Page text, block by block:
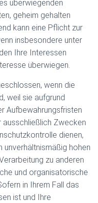
überwiegenden
geheim gehalten
kann eine Pflicht zur
insbesondere unter
Ihre Interessen
überwiegen.
wenn die
weil sie aufgrund
Aufbewahrungsfristen
Zwecken
dienen,
unverhältnismäßig hohen
zu anderen
und organisatorische
in Ihrem Fall das
ist und Ihre